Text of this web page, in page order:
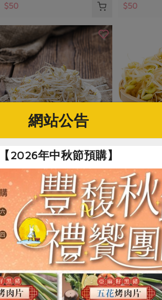
$50 $50
黃文章(新峰農場)
綠豆芽(環保級)新
峰-200g/盒
200公克/盒
環保級 冷藏
$50
盒
150公克/盒
全素
環保
$57
網站公告
【2026年中秋節預購】